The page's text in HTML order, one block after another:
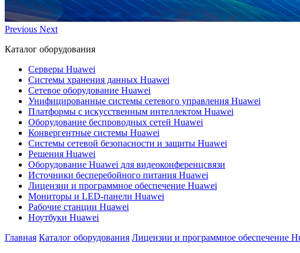
Previous Next
Каталог оборудования
Серверы Huawei
Системы хранения данных Huawei
Сетевое оборудование Huawei
Унифицированные системы сетевого управления Huawei
Платформы с искусственным интеллектом Huawei
Оборудование беспроводных сетей Huawei
Конвергентные системы Huawei
Системы сетевой безопасности и защиты Huawei
Решения Huawei
Оборудование Huawei для видеоконференцсвязи
Источники бесперебойного питания Huawei
Лицензии и программное обеспечение Huawei
Мониторы и LED-панели Huawei
Рабочие станции Huawei
Ноутбуки Huawei
Главная Каталог оборудования Лицензии и программное обеспечение